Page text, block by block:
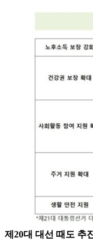
제20대 대선 때도 추